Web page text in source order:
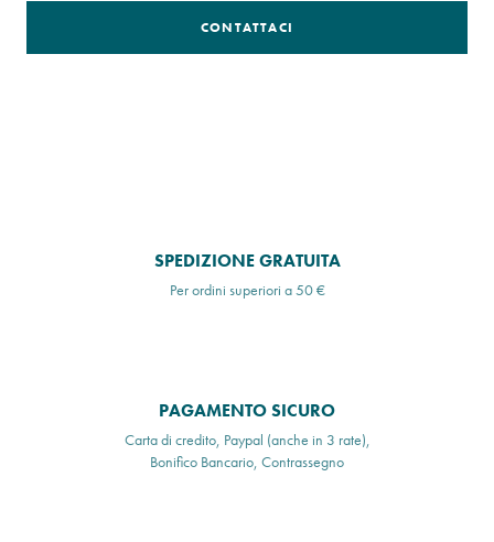
CONTATTACI
SPEDIZIONE GRATUITA
Per ordini superiori a 50 €
PAGAMENTO SICURO
Carta di credito, Paypal (anche in 3 rate),
Bonifico Bancario, Contrassegno